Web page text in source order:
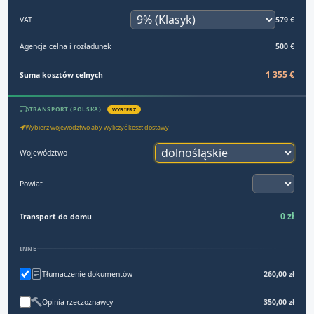
VAT 579 €
Agencja celna i rozładunek 500 €
Suma kosztów celnych 1 355 €
TRANSPORT (POLSKA) WYBIERZ
Wybierz województwo aby wyliczyć koszt dostawy
Województwo
Powiat
Transport do domu 0 zł
INNE
Tłumaczenie dokumentów 260,00 zł
Opinia rzeczoznawcy 350,00 zł